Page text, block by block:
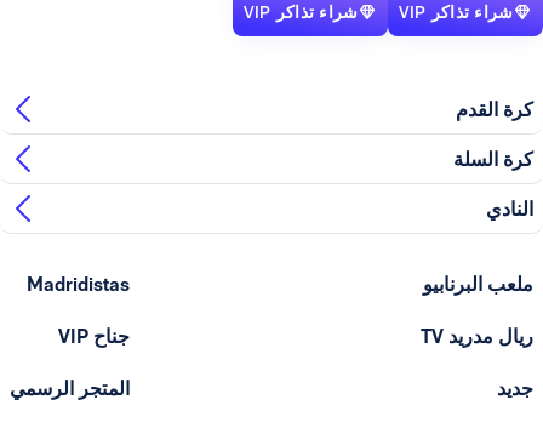
شراء تذاكر VIP شراء تذاكر VIP
كرة القدم
كرة السلة
النادي
ملعب البرنابيو
ريال مدريد TV
جديد
Madridistas
جناح VIP
المتجر الرسمي